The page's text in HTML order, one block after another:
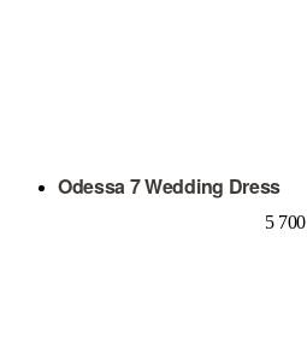
Odessa 7 Wedding Dress
5 700